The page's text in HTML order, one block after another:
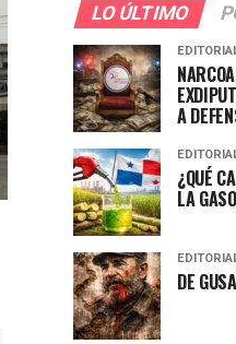
LO ÚLTIMO
A
¿QUÉ
LA
DE